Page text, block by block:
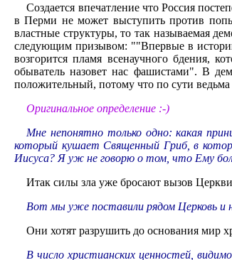
Создается впечатление что Россия
в Перми не может выступить против
властные структуры, то так называемая
следующим призывом: ""Впервые в
возгорится пламя всенаучного бдения,
обыватель назовет нас фашистами". В
положительный, потому что по сути
Оригинальное определение :-)
Мне непонятно только одно: какая
который кушает Священный Гриб, в
Иисуса? Я уж не говорю о том, что Ему
Итак силы зла уже бросают вызов
Вот мы уже поставили рядом Церковь и
Они хотят разрушить до основания мир
В число христианских ценностей,